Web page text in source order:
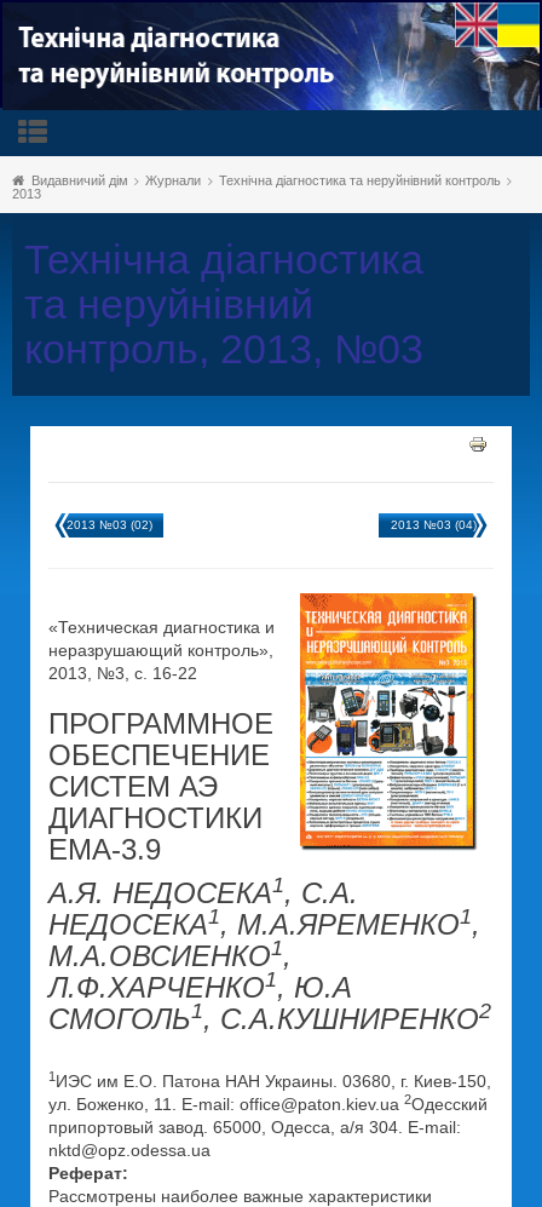
Видавничий дім Журнали
Технічна діагностика та неруйнівний контроль
2013
Технічна діагностика
та неруйнівний
контроль, 2013, №03
2013 №03 (02) 2013 №03 (04)
«Техническая диагностика и
неразрушающий контроль»,
2013, №3, с. 16-22
ПРОГРАММНОЕ
ОБЕСПЕЧЕНИЕ
СИСТЕМ АЭ
ДИАГНОСТИКИ
ЕМА-3.9
А.Я. НЕДОСЕКА1, С.А.
НЕДОСЕКА1, М.А.ЯРЕМЕНКО1,
М.А.ОВСИЕНКО1,
Л.Ф.ХАРЧЕНКО1, Ю.А
СМОГОЛЬ1, С.А.КУШНИРЕНКО2
1 ИЭС им Е.О. Патона НАН Украины. 03680, г. Киев-150,
ул. Боженко, 11. E-mail: office@paton.kiev.ua 2Одесский
припортовый завод. 65000, Одесса, а/я 304. E-mail:
nktd@opz.odessa.ua
Реферат:
Рассмотрены наиболее важные характеристики